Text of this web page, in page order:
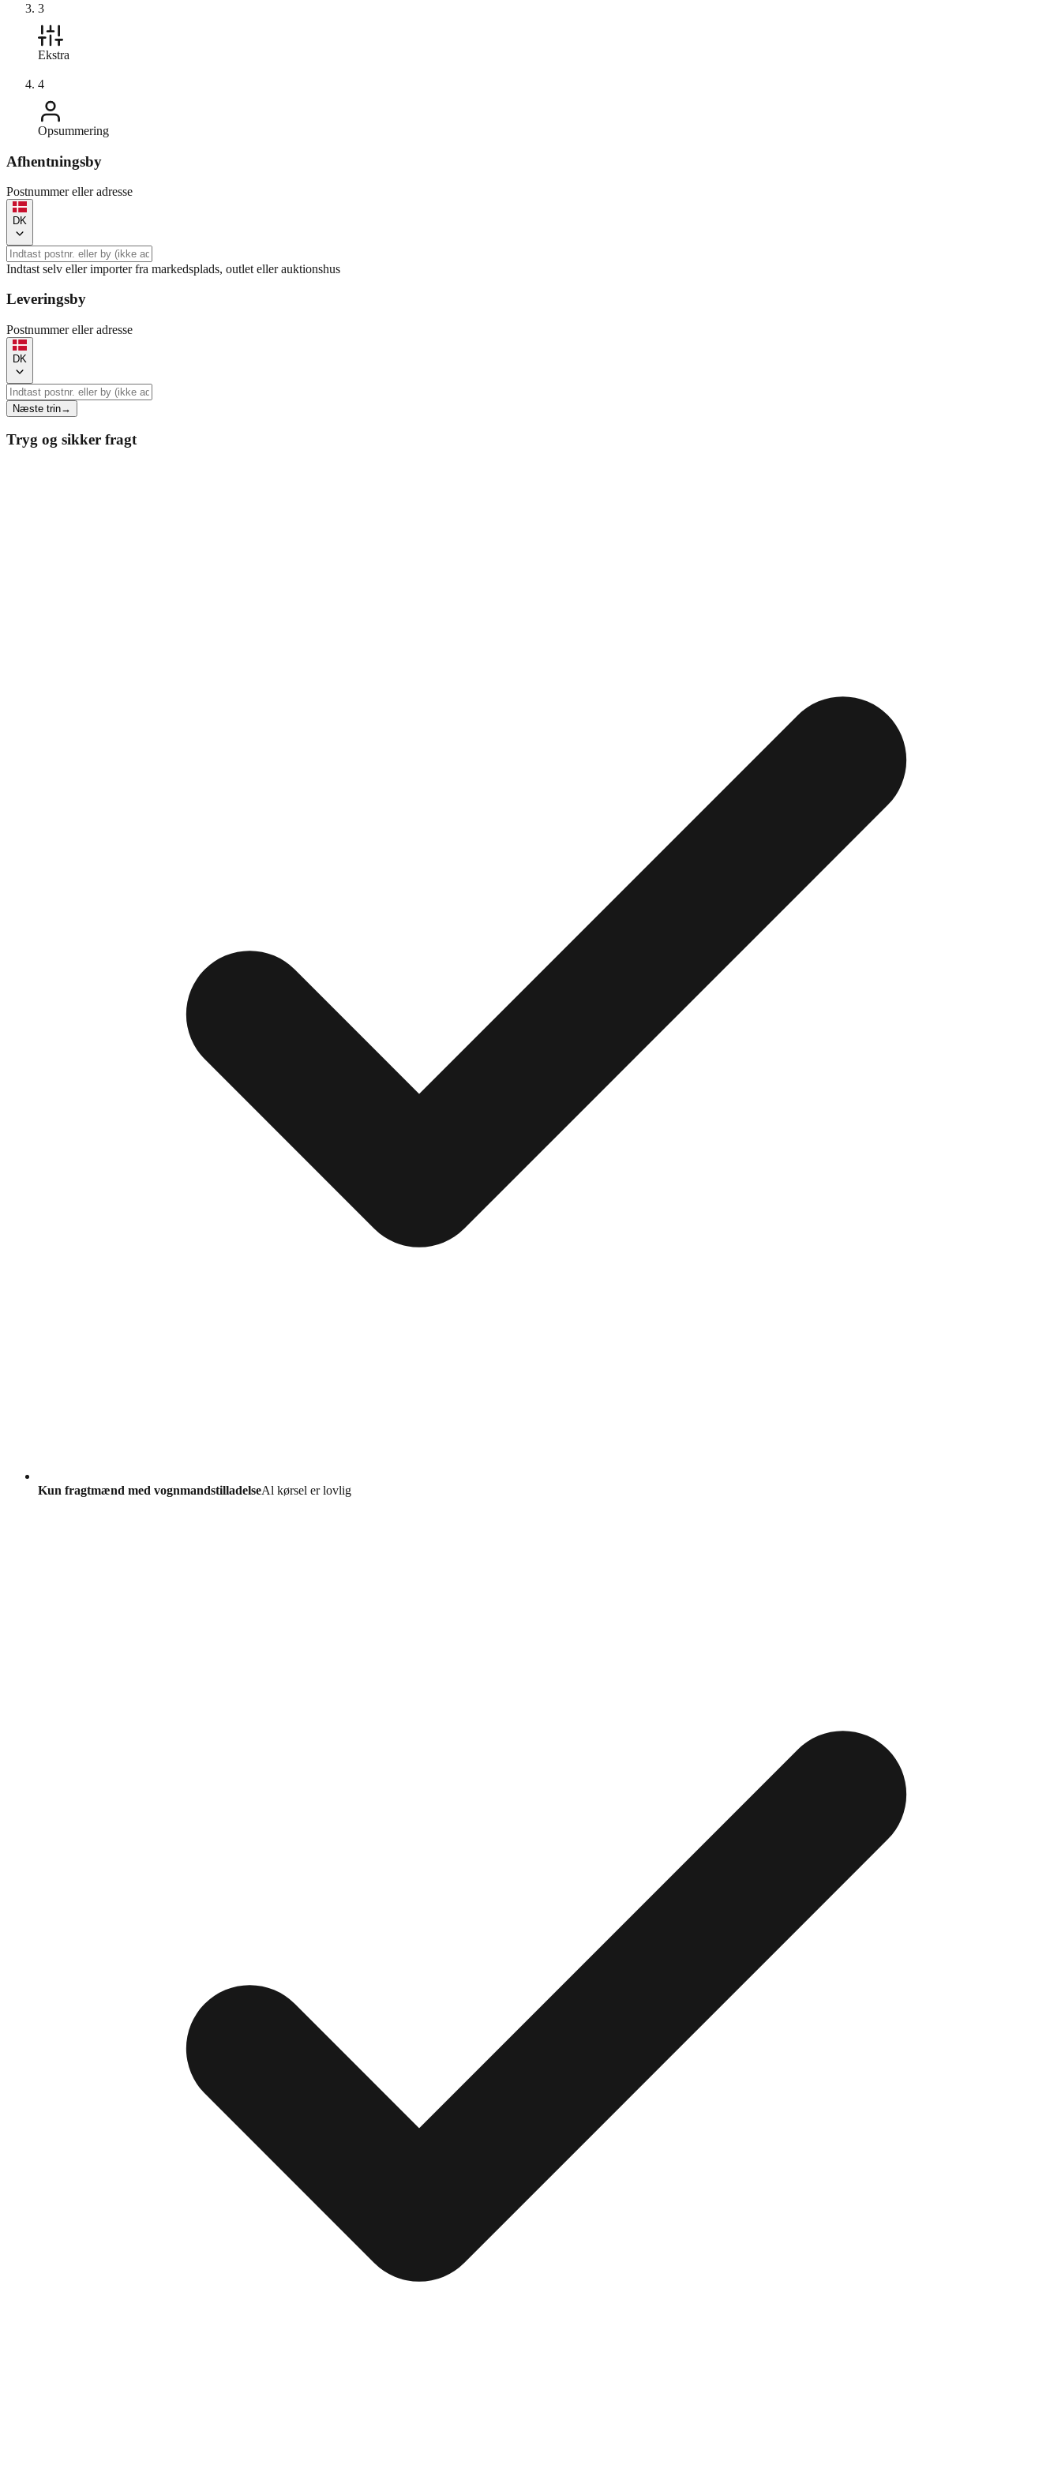
3
Ekstra
4
Opsummering
Afhentningsby
Postnummer eller adresse
DK
Indtast selv eller importer fra markedsplads, outlet eller auktionshus
Leveringsby
Postnummer eller adresse
DK
Næste trin→
Tryg og sikker fragt
Kun fragtmænd med vognmandstilladelseAl kørsel er lovlig